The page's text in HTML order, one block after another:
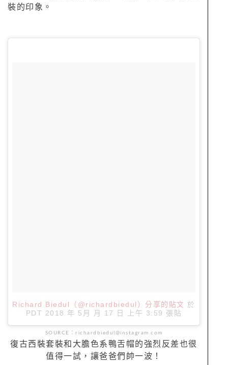
裝的印象。
Richard Biedul（@richardbiedul）分享的貼文 於
PDT 2018 年 5月 月 17 日 上午 3:59 張貼
SOURCE：richardbiedul@instagram.com
復古西裝套裝和大膽色系鴨舌帽的強烈反差也很
值得一試，讓爸爸們帥一波！